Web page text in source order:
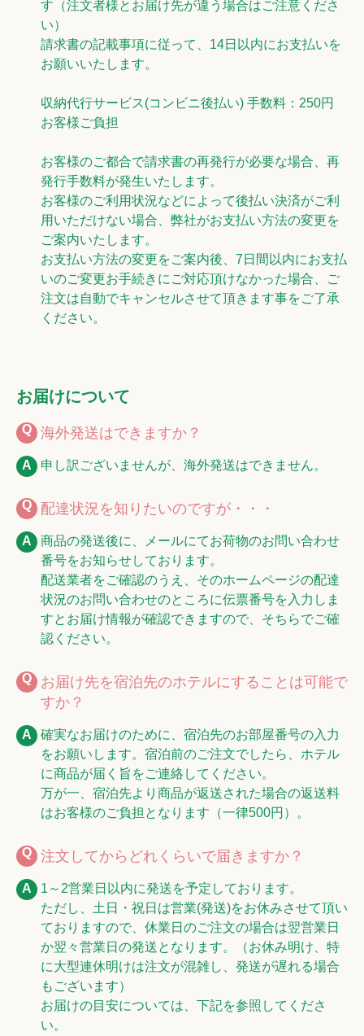
す（注文者様とお届け先が違う場合はご注意くださ
い）
請求書の記載事項に従って、14日以内にお支払いを
お願いいたします。
収納代行サービス(コンビニ後払い) 手数料：250円
お客様ご負担
お客様のご都合で請求書の再発行が必要な場合、再
発行手数料が発生いたします。
お客様のご利用状況などによって後払い決済がご利
用いただけない場合、弊社がお支払い方法の変更を
ご案内いたします。
お支払い方法の変更をご案内後、7日間以内にお支払
いのご変更お手続きにご対応頂けなかった場合、ご
注文は自動でキャンセルさせて頂きます事をご了承
ください。
お届けについて
海外発送はできますか？
申し訳ございませんが、海外発送はできません。
配達状況を知りたいのですが・・・
商品の発送後に、メールにてお荷物のお問い合わせ
番号をお知らせしております。
配送業者をご確認のうえ、そのホームページの配達
状況のお問い合わせのところに伝票番号を入力しま
すとお届け情報が確認できますので、そちらでご確
認ください。
お届け先を宿泊先のホテルにすることは可能で
すか？
確実なお届けのために、宿泊先のお部屋番号の入力
をお願いします。宿泊前のご注文でしたら、ホテル
に商品が届く旨をご連絡してください。
万が一、宿泊先より商品が返送された場合の返送料
はお客様のご負担となります（一律500円）。
注文してからどれくらいで届きますか？
1～2営業日以内に発送を予定しております。
ただし、土日・祝日は営業(発送)をお休みさせて頂い
ておりますので、休業日のご注文の場合は翌営業日
か翌々営業日の発送となります。（お休み明け、特
に大型連休明けは注文が混雑し、発送が遅れる場合
もございます）
お届けの目安については、下記を参照してくださ
い。